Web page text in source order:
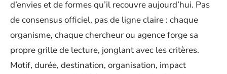
d’envies et de formes qu’il recouvre aujourd’hui. Pas
de consensus officiel, pas de ligne claire : chaque
organisme, chaque chercheur ou agence forge sa
propre grille de lecture, jonglant avec les critères.
Motif, durée, destination, organisation, impact